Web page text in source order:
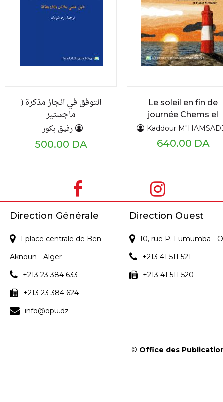
التوفق في انجاز مذكرة (
ماجستير
,ماستر,هندسة,ليسانس,تقن
ي سامي )
رفيق بكور
500.00 DA
Le soleil en fin de
journée Chems el
achiya
Kaddour
640.00 DA
Direction Générale
1 place centrale de Ben
Aknoun - Alger
+213 23 384 633
+213 23 384 624
info@opu.dz
Direction Ouest
10, rue P. Lumumba -
+213 41 511 521
+213 41 511 520
© Office des